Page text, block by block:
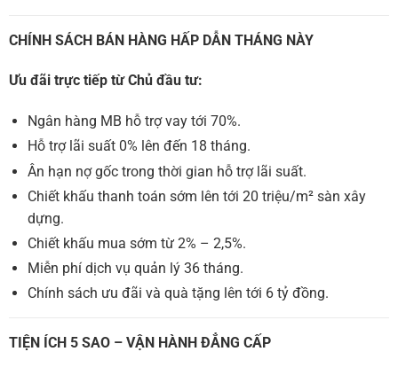
CHÍNH SÁCH BÁN HÀNG HẤP DẪN THÁNG NÀY
Ưu đãi trực tiếp từ Chủ đầu tư:
Ngân hàng MB hỗ trợ vay tới 70%.
Hỗ trợ lãi suất 0% lên đến 18 tháng.
Ân hạn nợ gốc trong thời gian hỗ trợ lãi suất.
Chiết khấu thanh toán sớm lên tới 20 triệu/m² sàn xây
dựng.
Chiết khấu mua sớm từ 2% – 2,5%.
Miễn phí dịch vụ quản lý 36 tháng.
Chính sách ưu đãi và quà tặng lên tới 6 tỷ đồng.
TIỆN ÍCH 5 SAO – VẬN HÀNH ĐẲNG CẤP